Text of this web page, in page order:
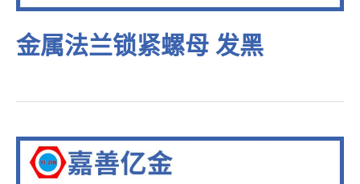
金属法兰锁紧螺母 发黑